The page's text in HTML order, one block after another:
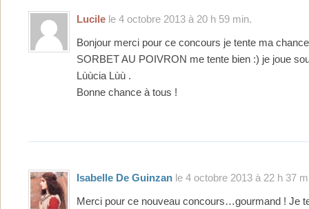
Lucile le 4 octobre 2013 à 20 h 59 min.
Bonjour merci pour ce concours je tente ma
SORBET AU POIVRON me tente bien :) je joue
Lùùcia Lùù .
Bonne chance à tous !
Isabelle De Guinzan le 4 octobre 2013 à 22 h 37
Merci pour ce nouveau concours…gourmand ! Je